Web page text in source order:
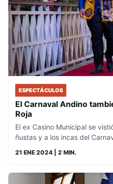
ESPECTÁCULOS
El Carnaval Andino
Roja
El ex Casino Municipal se
ñustas y a los incas del
21 ENE 2024 | 2 MIN.